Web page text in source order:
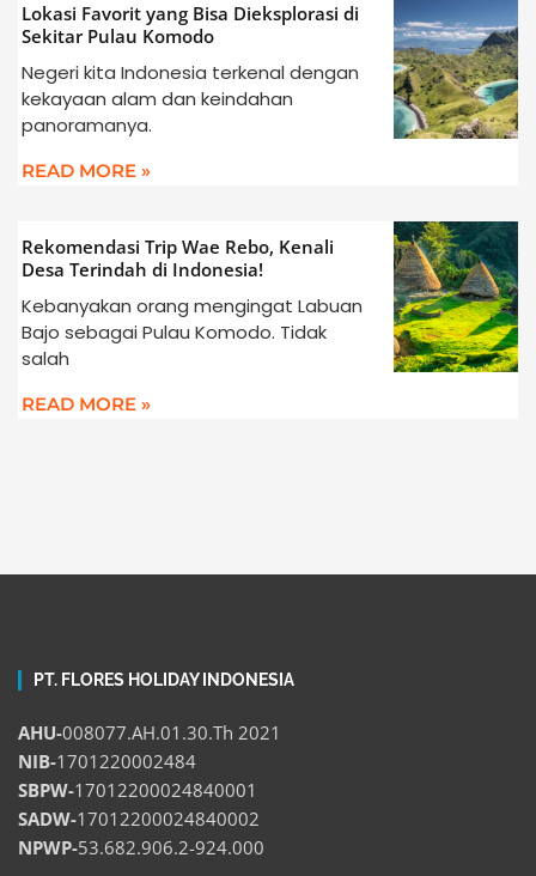
Lokasi Favorit yang Bisa Dieksplorasi di
Sekitar Pulau Komodo
Negeri kita Indonesia terkenal dengan
kekayaan alam dan keindahan
panoramanya.
READ MORE »
Rekomendasi Trip Wae Rebo, Kenali
Desa Terindah di Indonesia!
Kebanyakan orang mengingat Labuan
Bajo sebagai Pulau Komodo. Tidak
salah
READ MORE »
PT. FLORES HOLIDAY INDONESIA
AHU-008077.AH.01.30.Th 2021
NIB-1701220002484
SBPW-17012200024840001
SADW-17012200024840002
NPWP-53.682.906.2-924.000